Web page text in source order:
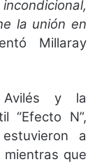
la unión en
Millaray
Avilés y la
“Efecto N”,
a
que